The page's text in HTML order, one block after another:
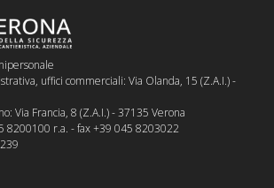
uffici commerciali: Via Olanda, 15 (Z.A.I.) -
Via Francia, 8 (Z.A.I.) - 37135 Verona
8200100 r.a. - fax +39 045 8203022